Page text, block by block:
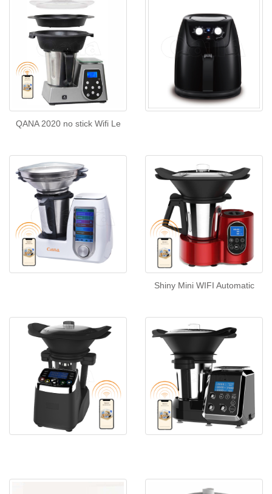
QANA 2020 no stick Wifi Le
Shiny Mini WIFI Automatic